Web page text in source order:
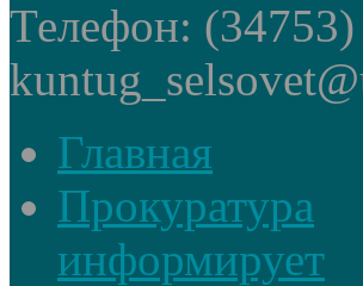
Телефон:
Главная
Прокуратура
информирует